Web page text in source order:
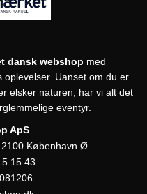
dansk webshop med
Uanset om du er
elsker naturen, har vi alt det
eventyr.
ApS
København Ø
15 43